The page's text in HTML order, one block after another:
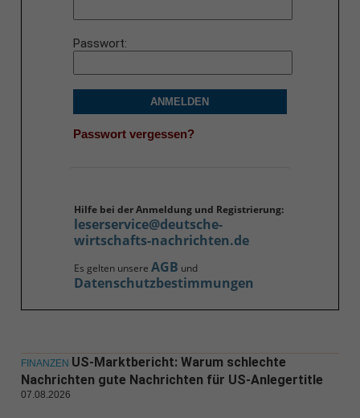
Passwort
ANMELDEN
Passwort vergessen?
Hilfe bei der Anmeldung und Registrierung:
leserservice@deutsche-
wirtschafts-nachrichten.de
Es gelten unsere AGB und
Datenschutzbestimmungen
FINANZEN US-Marktbericht: Warum schlechte
Nachrichten gute Nachrichten für US-Anlegertitle
07.08.2026